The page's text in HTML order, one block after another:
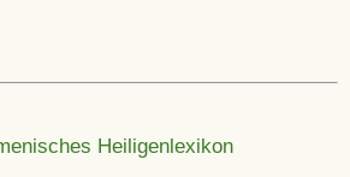
Heiligenlexikon